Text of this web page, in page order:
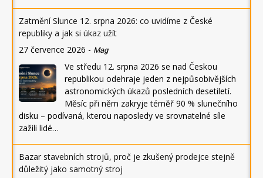
Zatmění Slunce 12. srpna 2026: co uvidíme z České
republiky a jak si úkaz užít
27 července 2026 - Mag
Ve středu 12. srpna 2026 se nad Českou
republikou odehraje jeden z nejpůsobivějších
astronomických úkazů posledních desetiletí.
Měsíc při něm zakryje téměř 90 % slunečního
disku – podívaná, kterou naposledy ve srovnatelné síle
zažili lidé…
Bazar stavebních strojů, proč je zkušený prodejce stejně
důležitý jako samotný stroj